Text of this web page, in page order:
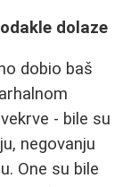
dolaze
dobio baš
- bile su
negovanju
One su bile